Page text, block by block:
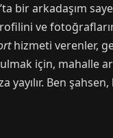
bir arkadaşım
ve
hizmeti verenler,
için, mahalle
yayılır. Ben